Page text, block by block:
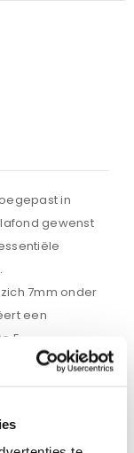
in
gewenst
7mm onder
een
E.
en demonteren,